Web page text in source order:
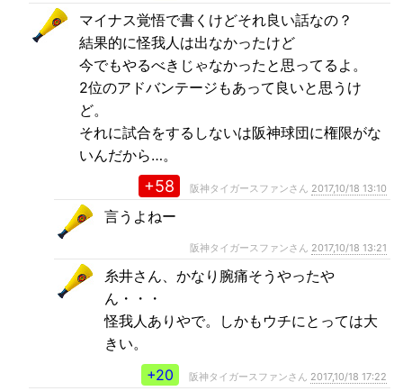
マイナス覚悟で書くけどそれ良い話なの？
結果的に怪我人は出なかったけど
今でもやるべきじゃなかったと思ってるよ。
2位のアドバンテージもあって良いと思うけ
ど。
それに試合をするしないは阪神球団に権限がな
いんだから…。
+58 阪神タイガースファンさん 2017,10/18 13:10
言うよねー
阪神タイガースファンさん 2017,10/18 13:21
糸井さん、かなり腕痛そうやったや
ん・・・
怪我人ありやで。しかもウチにとっては大
きい。
+20
阪神タイガースファンさん 2017,10/18 17:22